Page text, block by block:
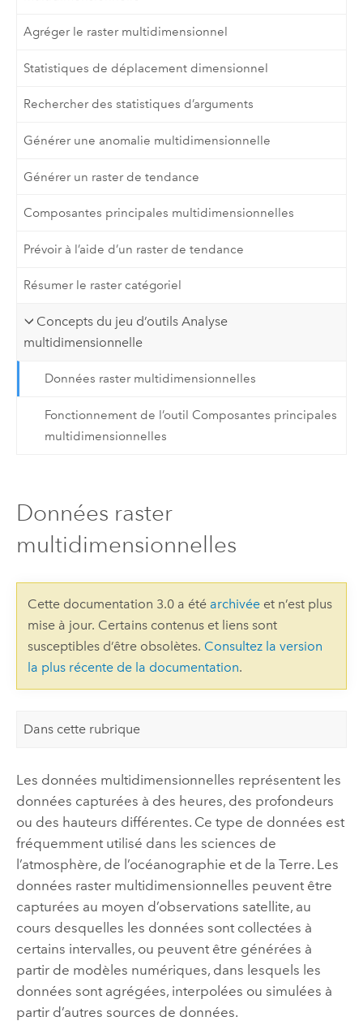
Agréger le raster multidimensionnel
Statistiques de déplacement dimensionnel
Rechercher des statistiques d’arguments
Générer une anomalie multidimensionnelle
Générer un raster de tendance
Composantes principales multidimensionnelles
Prévoir à l’aide d’un raster de tendance
Résumer le raster catégoriel
Concepts du jeu d’outils Analyse
multidimensionnelle
Données raster multidimensionnelles
Fonctionnement de l’outil Composantes principales
multidimensionnelles
Données raster
multidimensionnelles
Cette documentation 3.0 a été archivéeet n’est plus
mise à jour. Certains contenus et liens sont
susceptibles d’être obsolètes. Consultez la version
la plus récente de la documentation.
Dans cette rubrique
Les données multidimensionnelles représentent les
données capturées à des heures, des profondeurs
ou des hauteurs différentes. Ce type de données est
fréquemment utilisé dans les sciences de
l’atmosphère, de l’océanographie et de la Terre. Les
données raster multidimensionnelles peuvent être
capturées au moyen d’observations satellite, au
cours desquelles les données sont collectées à
certains intervalles, ou peuvent être générées à
partir de modèles numériques, dans lesquels les
données sont agrégées, interpolées ou simulées à
partir d’autres sources de données.